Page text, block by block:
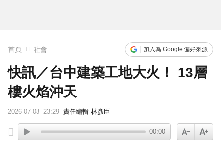
首頁 社會 加入為 Google 偏好來源
快訊／台中建築工地大火！ 13層
樓火焰沖天
2026-07-08 23:29 責任編輯 林彥臣
00:00